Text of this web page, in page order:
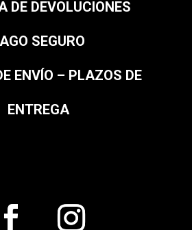
DE DEVOLUCIONES
SEGURO
ENVÍO – PLAZOS DE
ENTREGA